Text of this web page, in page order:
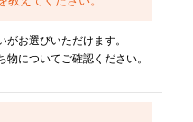
お選びいただけます。
物についてご確認ください。